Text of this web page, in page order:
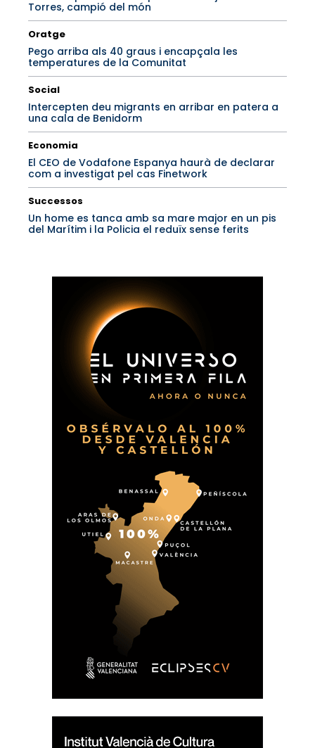
Torres, campió del món
Oratge
Pego arriba als 40 graus i encapçala les
temperatures de la Comunitat
Social
Intercepten deu migrants en arribar en patera a
una cala de Benidorm
Economia
El CEO de Vodafone Espanya haurà de declarar
com a investigat pel cas Finetwork
Successos
Un home es tanca amb sa mare major en un pis
del Marítim i la Policia el reduïx sense ferits